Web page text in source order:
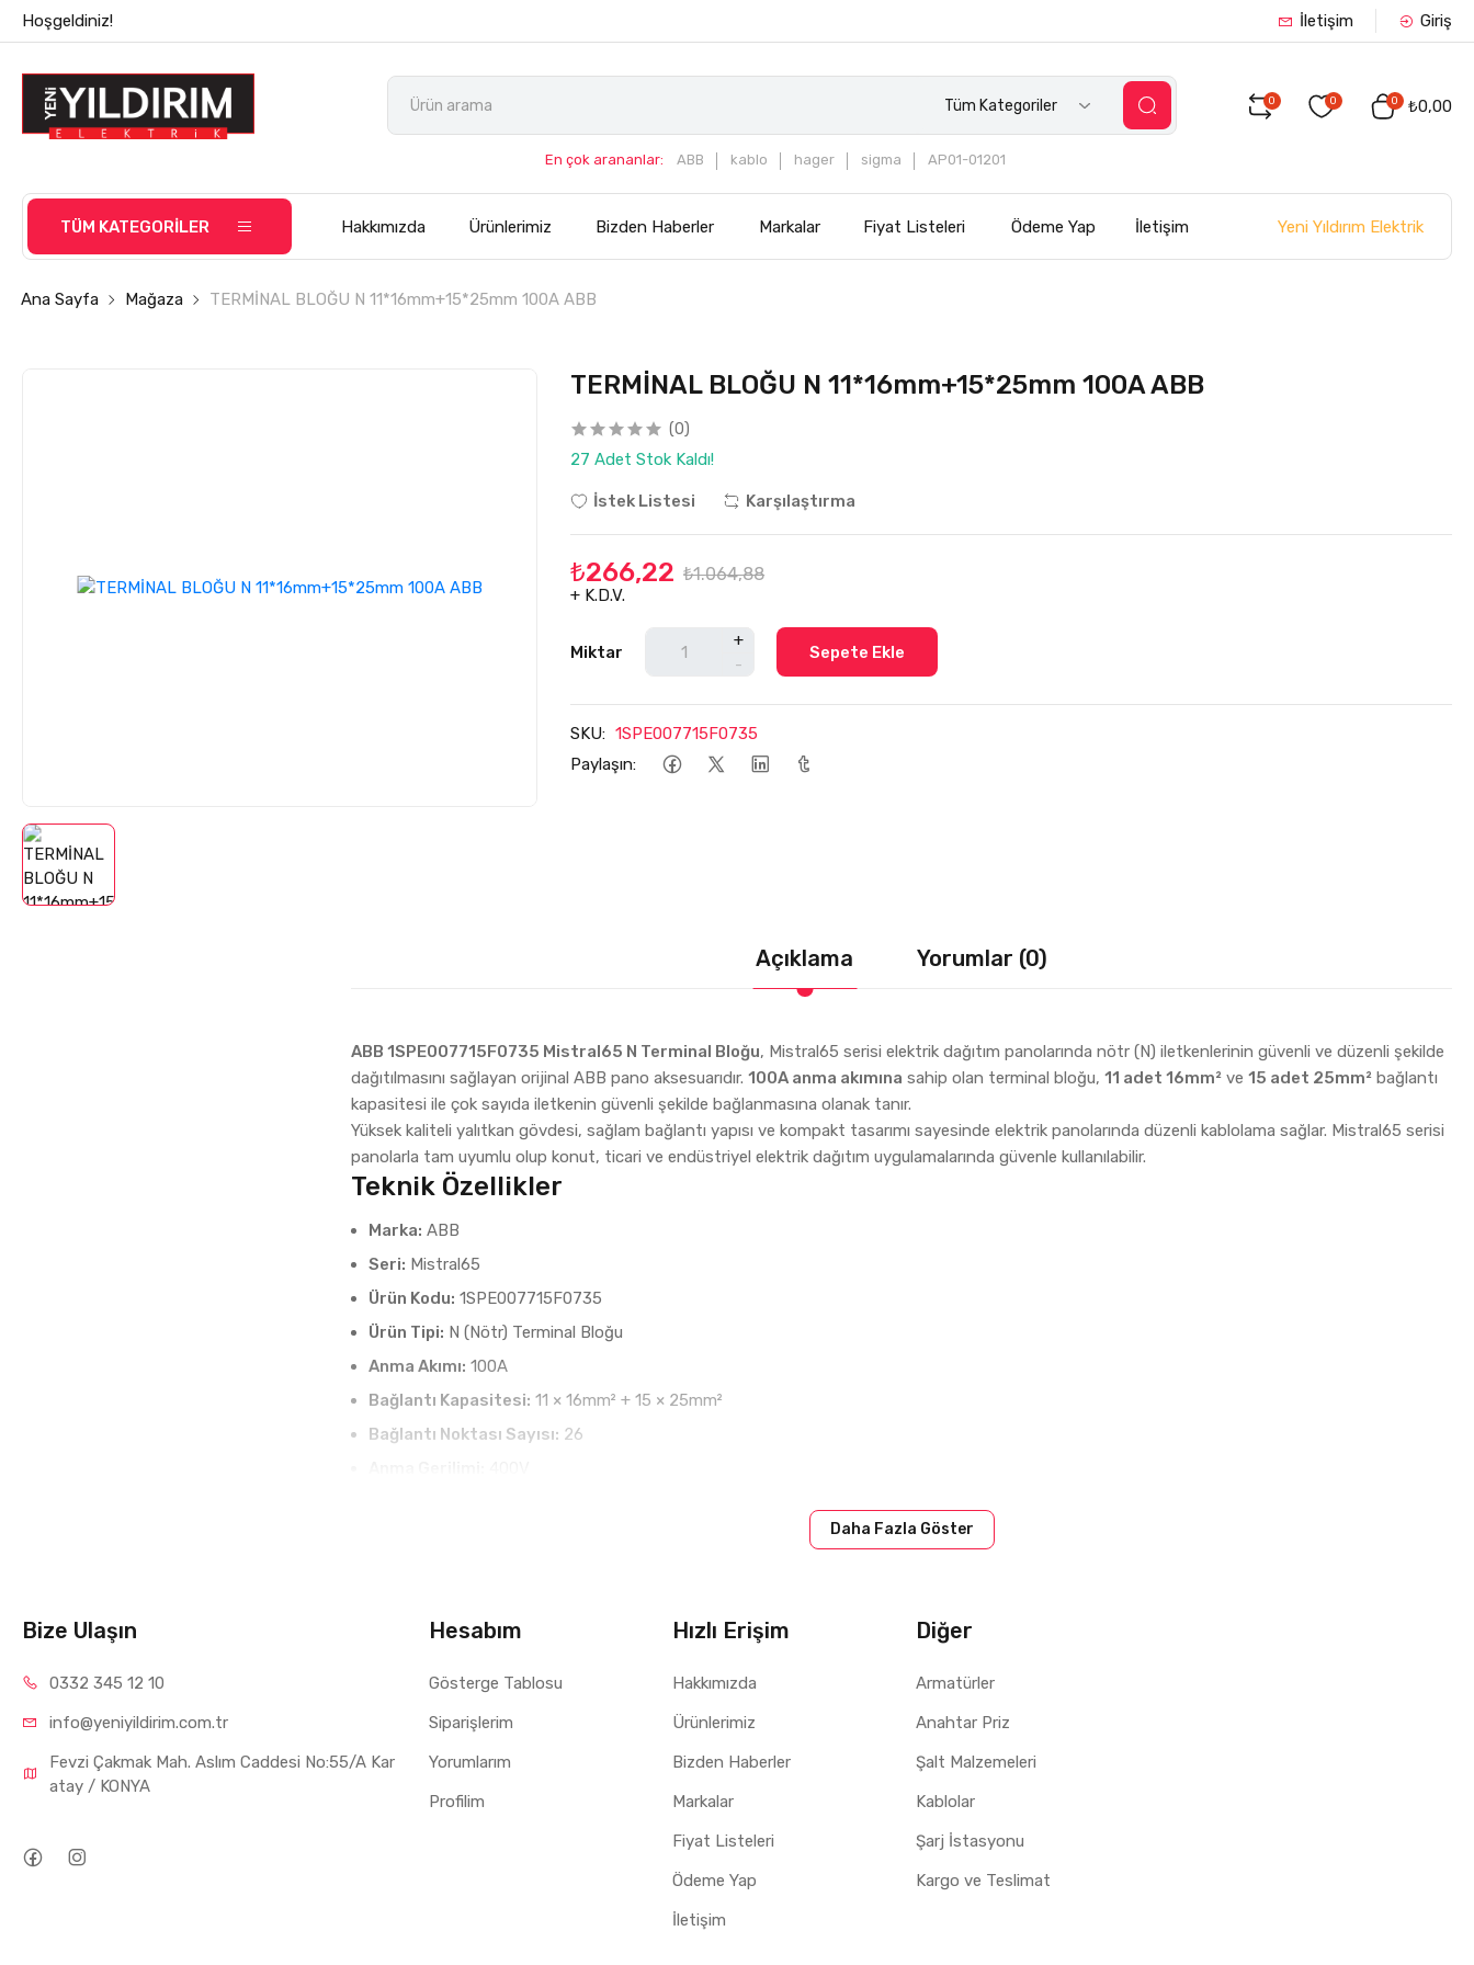
Hoşgeldiniz! İletişim Giriş
Tüm Kategoriler
En çok arananlar: ABB kablo hager sigma AP01-01201
0 0 0 ₺0,00
TÜM KATEGORİLER Hakkımızda Ürünlerimiz Bizden Haberler Markalar Fiyat Listeleri Ödeme Yap İletişim Yeni Yıldırım Elektrik
Ana Sayfa Mağaza TERMİNAL BLOĞU N 11*16mm+15*25mm 100A ABB
TERMİNAL BLOĞU N 11*16mm+15*25mm 100A ABB
(0)
27 Adet Stok Kaldı!
İstek Listesi Karşılaştırma
₺266,22 ₺1.064,88
+ K.D.V.
Miktar
+
-
Sepete Ekle
SKU: 1SPE007715F0735
Paylaşın:
Açıklama Yorumlar (0)
ABB 1SPE007715F0735 Mistral65 N Terminal Bloğu, Mistral65 serisi elektrik dağıtım panolarında nötr (N) iletkenlerinin güvenli ve düzenli şekilde
dağıtılmasını sağlayan orijinal ABB pano aksesuarıdır.100A anma akımına sahip olan terminal bloğu,11 adet 16mm² ve15 adet 25mm² bağlantı
kapasitesi ile çok sayıda iletkenin güvenli şekilde bağlanmasına olanak tanır.
Yüksek kaliteli yalıtkan gövdesi, sağlam bağlantı yapısı ve kompakt tasarımı sayesinde elektrik panolarında düzenli kablolama sağlar. Mistral65 serisi
panolarla tam uyumlu olup konut, ticari ve endüstriyel elektrik dağıtım uygulamalarında güvenle kullanılabilir.
Teknik Özellikler
Marka: ABB
Seri: Mistral65
Ürün Kodu: 1SPE007715F0735
Ürün Tipi: N (Nötr) Terminal Bloğu
Anma Akımı: 100A
Bağlantı Kapasitesi: 11 × 16mm² + 15 × 25mm²
Bağlantı Noktası Sayısı: 26
Kullanım Alanları
Mistral65 elektrik dağıtım panoları
Nötr (N) iletken dağıtımı
Konut elektrik tesisatları
Daha Fazla Göster
Bize Ulaşın
0332 345 12 10
info@yeniyildirim.com.tr
Fevzi Çakmak Mah. Aslım Caddesi No:55/A Kar
atay / KONYA
Hesabım
Gösterge Tablosu
Siparişlerim
Yorumlarım
Profilim
Hızlı Erişim
Hakkımızda
Ürünlerimiz
Bizden Haberler
Markalar
Fiyat Listeleri
Ödeme Yap
İletişim
Diğer
Armatürler
Anahtar Priz
Şalt Malzemeleri
Kablolar
Şarj İstasyonu
Kargo ve Teslimat